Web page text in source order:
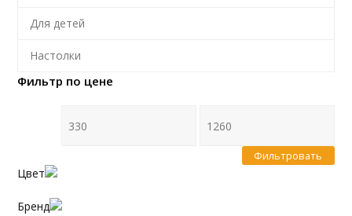
Для детей
Настолки
Фильтр по цене
Фильтровать
Цвет
Бренд